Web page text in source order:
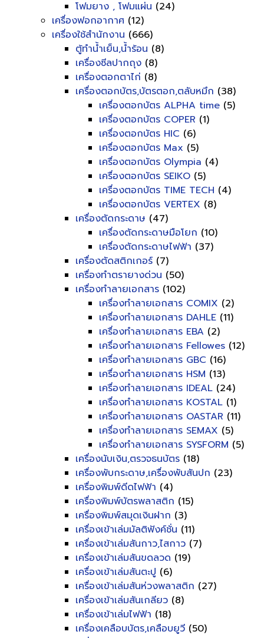
โฟมยาง , โฟมแผ่น (24)
เครื่องฟอกอากาศ (12)
เครื่องใช้สำนักงาน (666)
ตู้ทำน้ำเย็น,น้ำร้อน (8)
เครื่องซีลปากถุง (8)
เครื่องตอกตาไก่ (8)
เครื่องตอกบัตร,บัตรตอก,ตลับหมึก (38)
เครื่องตอกบัตร ALPHA time (5)
เครื่องตอกบัตร COPER (1)
เครื่องตอกบัตร HIC (6)
เครื่องตอกบัตร Max (5)
เครื่องตอกบัตร Olympia (4)
เครื่องตอกบัตร SEIKO (5)
เครื่องตอกบัตร TIME TECH (4)
เครื่องตอกบัตร VERTEX (8)
เครื่องตัดกระดาษ (47)
เครื่องตัดกระดาษมือโยก (10)
เครื่องตัดกระดาษไฟฟ้า (37)
เครื่องตัดสติกเกอร์ (7)
เครื่องทำตรายางด่วน (50)
เครื่องทำลายเอกสาร (102)
เครื่องทำลายเอกสาร COMIX (2)
เครื่องทำลายเอกสาร DAHLE (11)
เครื่องทำลายเอกสาร EBA (2)
เครื่องทำลายเอกสาร Fellowes (12)
เครื่องทำลายเอกสาร GBC (16)
เครื่องทำลายเอกสาร HSM (13)
เครื่องทำลายเอกสาร IDEAL (24)
เครื่องทำลายเอกสาร KOSTAL (1)
เครื่องทำลายเอกสาร OASTAR (11)
เครื่องทำลายเอกสาร SEMAX (5)
เครื่องทำลายเอกสาร SYSFORM (5)
เครื่องนับเงิน,ตรวจธนบัตร (18)
เครื่องพับกระดาษ,เครื่องพับสันปก (23)
เครื่องพิมพ์ดีดไฟฟ้า (4)
เครื่องพิมพ์บัตรพลาสติก (15)
เครื่องพิมพ์สมุดเงินฝาก (3)
เครื่องเข้าเล่มมัลติฟังค์ชั่น (11)
เครื่องเข้าเล่มสันกาว,ไสกาว (7)
เครื่องเข้าเล่มสันขดลวด (19)
เครื่องเข้าเล่มสันตะปู (6)
เครื่องเข้าเล่มสันห่วงพลาสติก (27)
เครื่องเข้าเล่มสันเกลียว (8)
เครื่องเข้าเล่มไฟฟ้า (18)
เครื่องเคลือบบัตร,เคลือบยูวี (50)